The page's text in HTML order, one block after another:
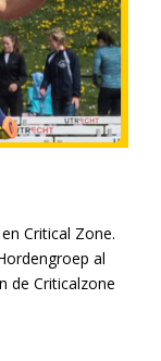
Critical Zone.
al
de Criticalzone